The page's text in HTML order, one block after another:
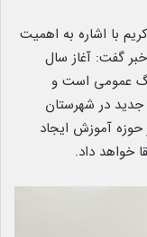
با اشاره به اهمیت
گفت: آغاز سال
عمومی است و
در شهرستان
آموزش ایجاد
خواهد داد.